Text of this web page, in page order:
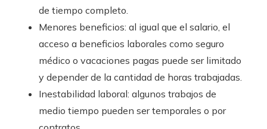
de tiempo completo.
Menores beneficios: al igual que el salario, el
acceso a beneficios laborales como seguro
médico o vacaciones pagas puede ser limitado
y depender de la cantidad de horas trabajadas.
Inestabilidad laboral: algunos trabajos de
medio tiempo pueden ser temporales o por